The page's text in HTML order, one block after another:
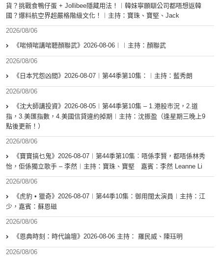
貨？挑戰食鴨仔蛋 + Jollibee隱藏用法！︱韓妹寧願瞓公司都唔想返韓
國？爆料航空界超嚴格階級文化！︱主持：寶珠、寶堅、Jack
2026/08/06
《啱傾啱講啱聽顏聯武》2026-08-06︱︱主持：顏聯武
2026/08/06
《日本咒怨凶間》2026-08-07︱第44季第10集：︱主持：藍秀朗
2026/08/06
《沈大師講投資》2026-08-05︱第44季第10集 – 1.港股市況，2.道
指，3.美匯指數，4.美國信貸違約掉期︱主持：沈振盈（逢星期三晚上9
點後更新！）
2026/08/06
《寶寶搞乜鬼》2026-08-07︱第44季第10集︰唔係李賢，都唔係林秀
怡，佢係獨立歌手 – 李然︱主持：寶珠、寶堅 嘉賓：李然 Leanne Li
2026/08/06
《虎豹 • 獵奇》2026-08-07︱第44季10集：御用闊太演員︱主持：江
少，嘉賓：蘇恩磁
2026/08/06
《恩典時刻：時代論壇》2026-08-06 主持： 羅民威、陳珏明
2026/08/06